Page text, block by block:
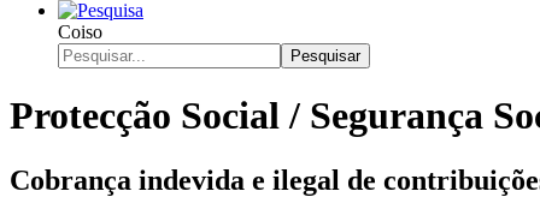
Coiso
Pesquisar
Protecção Social / Segurança
Cobrança indevida e ilegal de